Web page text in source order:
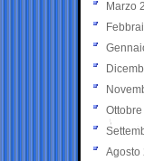
Marzo
Agosto